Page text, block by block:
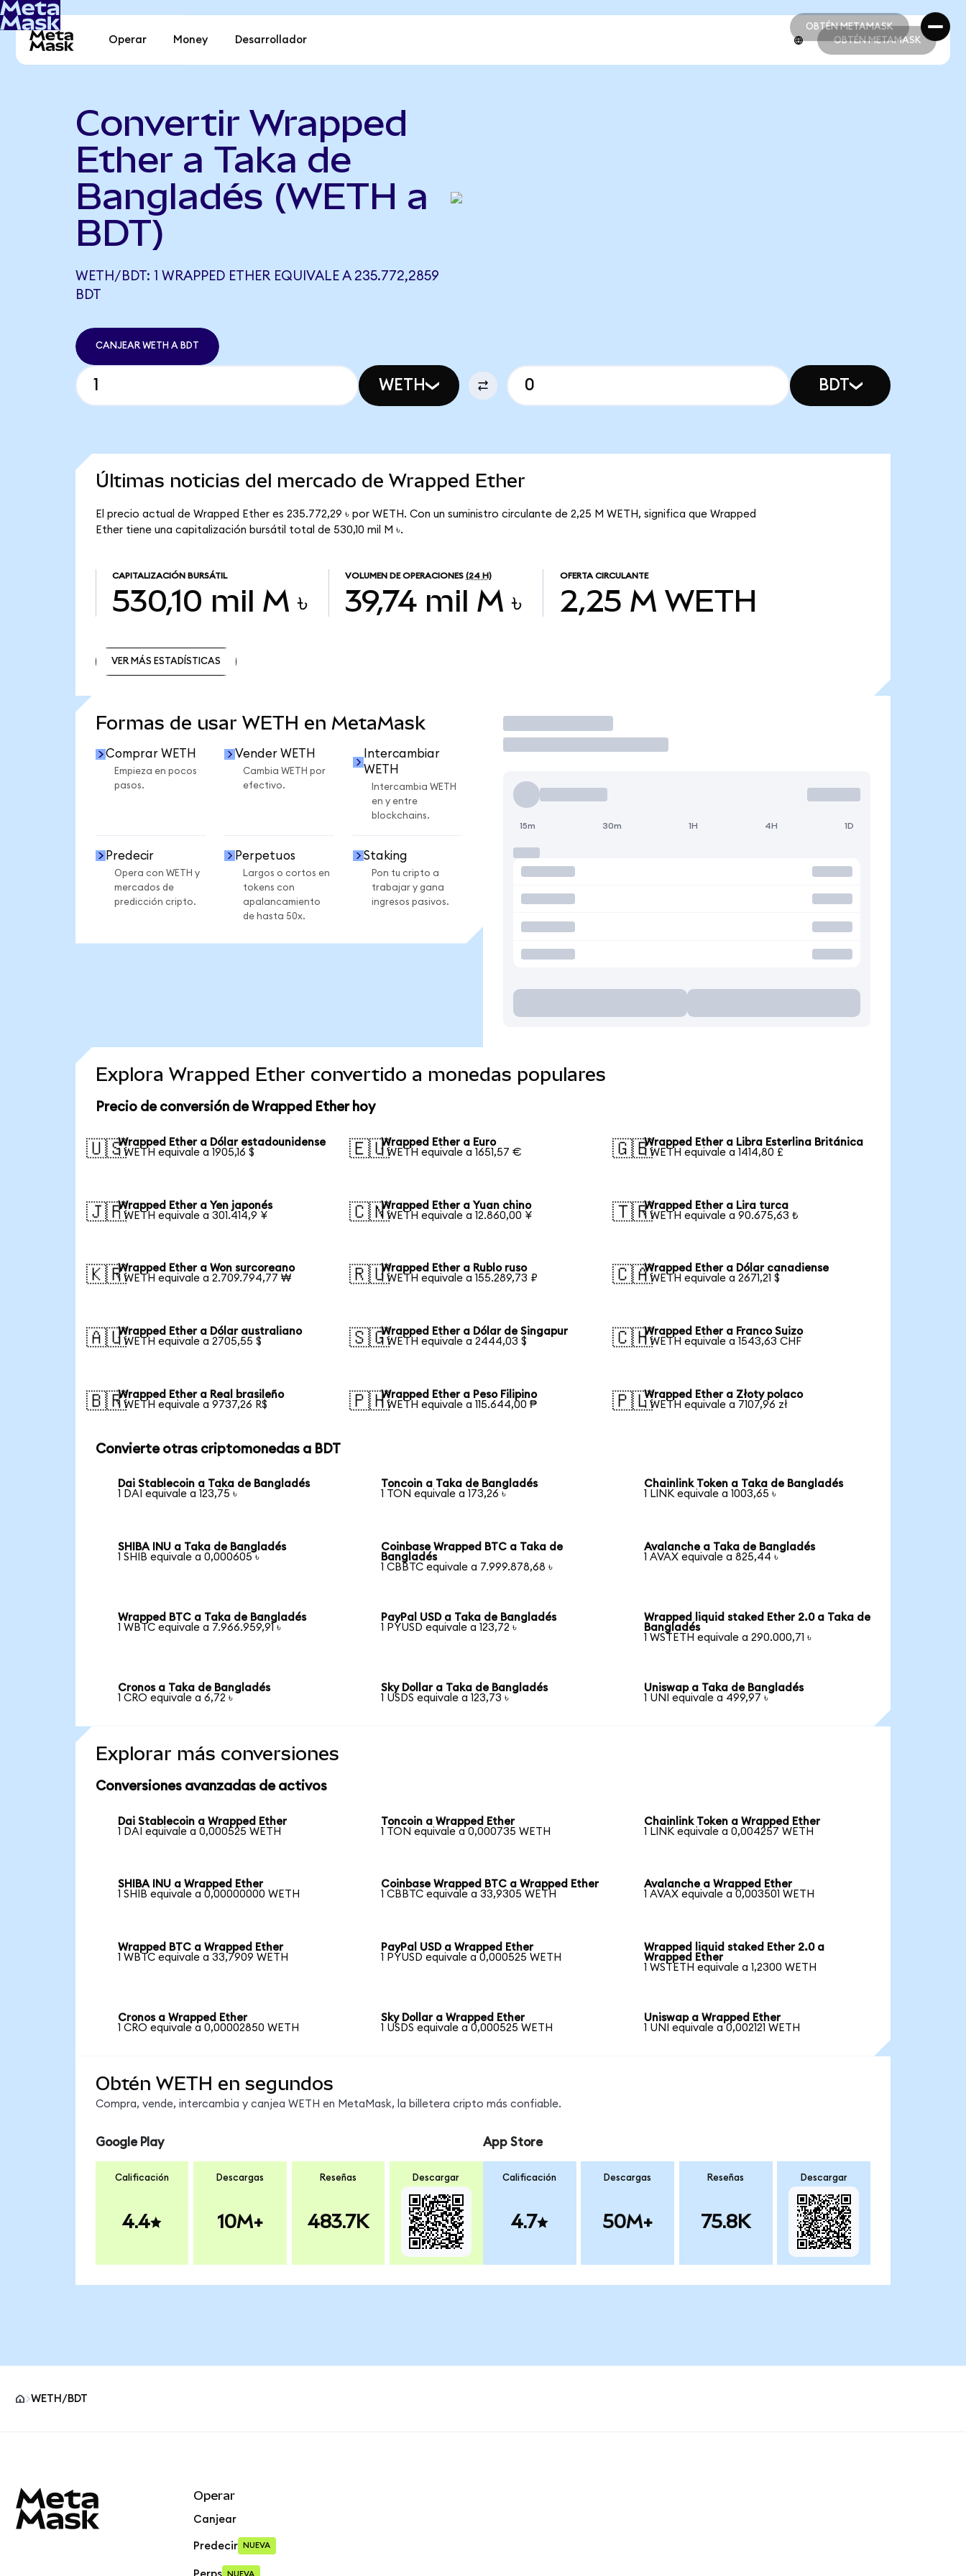
OBTÉN METAMASK
OBTÉN METAMASK
Operar Money Desarrollador OBTÉN METAMASK
Convertir Wrapped
Ether a Taka de
Bangladés (WETH a
BDT)
WETH/BDT: 1 WRAPPED ETHER EQUIVALE A 235.772,2859
BDT
CANJEAR WETH A BDT
WETH BDT
Últimas noticias del mercado de Wrapped Ether
El precio actual de Wrapped Ether es 235.772,29 ৳ por WETH. Con un suministro circulante de 2,25 M WETH, significa que Wrapped
Ether tiene una capitalización bursátil total de 530,10 mil M ৳.
CAPITALIZACIÓN BURSÁTIL
530,10 mil M ৳
VOLUMEN DE OPERACIONES (24 H)
39,74 mil M ৳
OFERTA CIRCULANTE
2,25 M WETH
VER MÁS ESTADÍSTICAS
Formas de usar WETH en MetaMask
Comprar WETH
Empieza en pocos
pasos.
Vender WETH
Cambia WETH por
efectivo.
Intercambiar
WETH
Intercambia WETH
en y entre
blockchains.
Predecir
Opera con WETH y
mercados de
predicción cripto.
Perpetuos
Largos o cortos en
tokens con
apalancamiento
de hasta 50x.
Staking
Pon tu cripto a
trabajar y gana
ingresos pasivos.
Operar
15m 30m 1H 4H 1D
Explora Wrapped Ether convertido a monedas populares
Precio de conversión de Wrapped Ether hoy
🇺🇸Wrapped Ether a Dólar estadounidense
1 WETH equivale a 1905,16 $
🇪🇺Wrapped Ether a Euro
1 WETH equivale a 1651,57 €
🇬🇧Wrapped Ether a Libra Esterlina Británica
1 WETH equivale a 1414,80 £
🇯🇵Wrapped Ether a Yen japonés
1 WETH equivale a 301.414,9 ¥
🇨🇳Wrapped Ether a Yuan chino
1 WETH equivale a 12.860,00 ¥
🇹🇷Wrapped Ether a Lira turca
1 WETH equivale a 90.675,63 ₺
🇰🇷Wrapped Ether a Won surcoreano
1 WETH equivale a 2.709.794,77 ₩
🇷🇺Wrapped Ether a Rublo ruso
1 WETH equivale a 155.289,73 ₽
🇨🇦Wrapped Ether a Dólar canadiense
1 WETH equivale a 2671,21 $
🇦🇺Wrapped Ether a Dólar australiano
1 WETH equivale a 2705,55 $
🇸🇬Wrapped Ether a Dólar de Singapur
1 WETH equivale a 2444,03 $
🇨🇭Wrapped Ether a Franco Suizo
1 WETH equivale a 1543,63 CHF
🇧🇷Wrapped Ether a Real brasileño
1 WETH equivale a 9737,26 R$
🇵🇭Wrapped Ether a Peso Filipino
1 WETH equivale a 115.644,00 ₱
🇵🇱Wrapped Ether a Złoty polaco
1 WETH equivale a 7107,96 zł
Convierte otras criptomonedas a BDT
Dai Stablecoin a Taka de Bangladés
1 DAI equivale a 123,75 ৳
Toncoin a Taka de Bangladés
1 TON equivale a 173,26 ৳
Chainlink Token a Taka de Bangladés
1 LINK equivale a 1003,65 ৳
SHIBA INU a Taka de Bangladés
1 SHIB equivale a 0,000605 ৳
Coinbase Wrapped BTC a Taka de
Bangladés
1 CBBTC equivale a 7.999.878,68 ৳
Avalanche a Taka de Bangladés
1 AVAX equivale a 825,44 ৳
Wrapped BTC a Taka de Bangladés
1 WBTC equivale a 7.966.959,91 ৳
PayPal USD a Taka de Bangladés
1 PYUSD equivale a 123,72 ৳
Wrapped liquid staked Ether 2.0 a Taka de
Bangladés
1 WSTETH equivale a 290.000,71 ৳
Cronos a Taka de Bangladés
1 CRO equivale a 6,72 ৳
Sky Dollar a Taka de Bangladés
1 USDS equivale a 123,73 ৳
Uniswap a Taka de Bangladés
1 UNI equivale a 499,97 ৳
Explorar más conversiones
Conversiones avanzadas de activos
Dai Stablecoin a Wrapped Ether
1 DAI equivale a 0,000525 WETH
Toncoin a Wrapped Ether
1 TON equivale a 0,000735 WETH
Chainlink Token a Wrapped Ether
1 LINK equivale a 0,004257 WETH
SHIBA INU a Wrapped Ether
1 SHIB equivale a 0,00000000 WETH
Coinbase Wrapped BTC a Wrapped Ether
1 CBBTC equivale a 33,9305 WETH
Avalanche a Wrapped Ether
1 AVAX equivale a 0,003501 WETH
Wrapped BTC a Wrapped Ether
1 WBTC equivale a 33,7909 WETH
PayPal USD a Wrapped Ether
1 PYUSD equivale a 0,000525 WETH
Wrapped liquid staked Ether 2.0 a
Wrapped Ether
1 WSTETH equivale a 1,2300 WETH
Cronos a Wrapped Ether
1 CRO equivale a 0,00002850 WETH
Sky Dollar a Wrapped Ether
1 USDS equivale a 0,000525 WETH
Uniswap a Wrapped Ether
1 UNI equivale a 0,002121 WETH
Obtén WETH en segundos
Compra, vende, intercambia y canjea WETH en MetaMask, la billetera cripto más confiable.
Google Play
Calificación
4.4
Descargas
10M+
Reseñas
483.7K
Descargar
App Store
Calificación
4.7
Descargas
50M+
Reseñas
75.8K
Descargar
WETH/BDT
Operar
Canjear
Predecir NUEVA
NUEVA